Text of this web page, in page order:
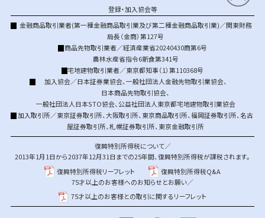
登録・加入協会等
金融商品取引業者(第一種金融商品取引業及び第二種金融商品取引業)／関東財務
局長（金商）第127号
商品先物取引業者／経済産業省20240430商第6号
農林水産省指令6新食第341号
宅地建物取引業者／東京都知事（1）第110368号
加入協会／日本証券業協会、一般社団法人金融先物取引業協会、
日本商品先物取引協会、
一般社団法人日本STO協会、公益社団法人東京都宅地建物取引業協会
加入取引所／東京証券取引所、大阪取引所、 東京商品取引所、福岡証券取引所、名古
屋証券取引所、札幌証券取引所、 東京金融取引所
復興特別所得税について／
2013年1月1日から2037年12月31日までの25年間、復興特別所得税が課税されます。
復興特別所得税リーフレット
復興特別所得税Q&A
75才以上のお客様へのお知らせとお願い／
75才以上のお客様との取引に関するリーフレット